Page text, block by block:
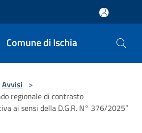
Comune di Ischia
Avvisi >
regionale di contrasto
ai sensi della D.G.R. N° 376/2025”